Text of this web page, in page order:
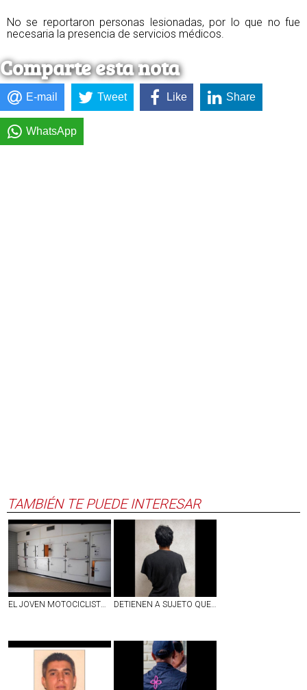
No se reportaron personas lesionadas, por lo que no fue
necesaria la presencia de servicios médicos.
Comparte esta nota
E-mail Tweet Like Share
WhatsApp
TAMBIÉN TE PUEDE INTERESAR
EL JOVEN MOTOCICLISTA QUE MURIÓ EN AV. AGUASCALIENTES FUE IMPACTADO POR UN VEHÍCULO ANTES DE CAER DETIENEN A SUJETO QUE HIZO UN BOQUETE PARA METERSE A ROBAR A UNA NEGOCIACIÓN AL SUR DE LA CIUDAD DE AGS